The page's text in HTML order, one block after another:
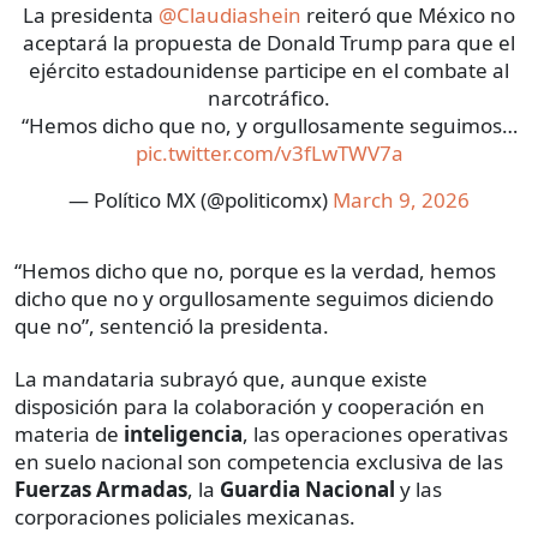
La presidenta @Claudiashein reiteró que México no
aceptará la propuesta de Donald Trump para que el
ejército estadounidense participe en el combate al
narcotráfico.
“Hemos dicho que no, y orgullosamente seguimos…
pic.twitter.com/v3fLwTWV7a
— Político MX (@politicomx) March 9, 2026
“Hemos dicho que no, porque es la verdad, hemos
dicho que no y orgullosamente seguimos diciendo
que no”, sentenció la presidenta.
La mandataria subrayó que, aunque existe
disposición para la colaboración y cooperación en
materia de inteligencia, las operaciones operativas
en suelo nacional son competencia exclusiva de las
Fuerzas Armadas, la Guardia Nacional y las
corporaciones policiales mexicanas.